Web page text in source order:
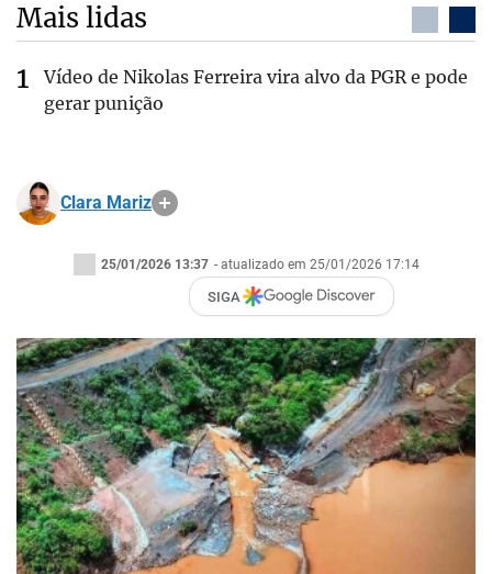
Mais lidas
Vídeo de Nikolas Ferreira vira alvo da PGR e pode
gerar punição
Clara Mariz
25/01/2026 13:37 - atualizado em 25/01/2026 17:14
SIGA